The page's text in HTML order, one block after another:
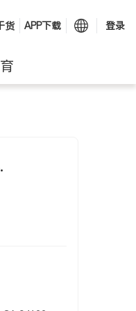
货 APP下载 登录